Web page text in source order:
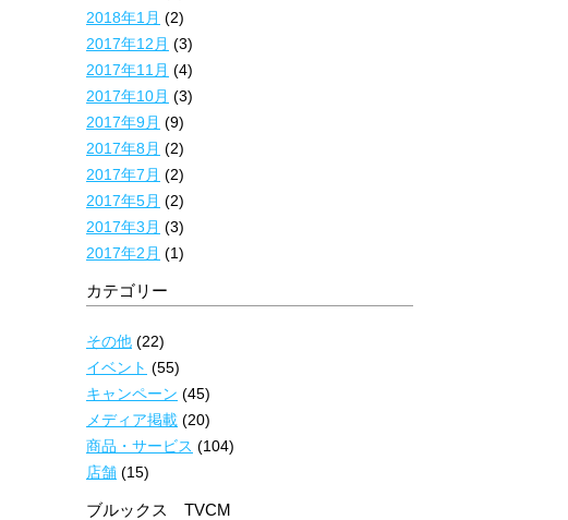
2018年1月 (2)
2017年12月 (3)
2017年11月 (4)
2017年10月 (3)
2017年9月 (9)
2017年8月 (2)
2017年7月 (2)
2017年5月 (2)
2017年3月 (3)
2017年2月 (1)
カテゴリー
その他 (22)
イベント (55)
キャンペーン (45)
メディア掲載 (20)
商品・サービス (104)
店舗 (15)
ブルックス TVCM